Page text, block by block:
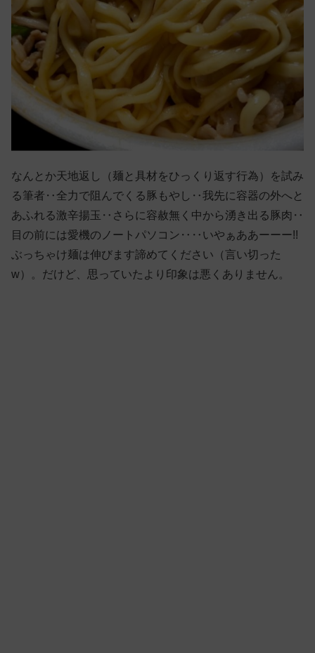
なんとか天地返し（麺と具材をひっくり返す行為）を試み
る筆者‥全力で阻んでくる豚もやし‥我先に容器の外へと
あふれる激辛揚玉‥さらに容赦無く中から湧き出る豚肉‥
目の前には愛機のノートパソコン‥‥いやぁああーーー!!
ぶっちゃけ麺は伸びます諦めてください（言い切った
w）。だけど、思っていたより印象は悪くありません。